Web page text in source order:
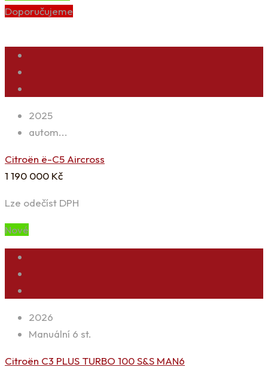
Doporučujeme
2025
autom...
Citroën ë-C5 Aircross
1 190 000 Kč
Lze odečíst DPH
Nové
2026
Manuální 6 st.
Citroën C3 PLUS TURBO 100 S&S MAN6